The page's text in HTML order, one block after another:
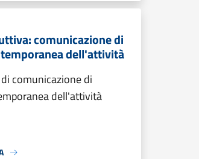
comunicazione di
dell'attività
comunicazione di
dell'attività